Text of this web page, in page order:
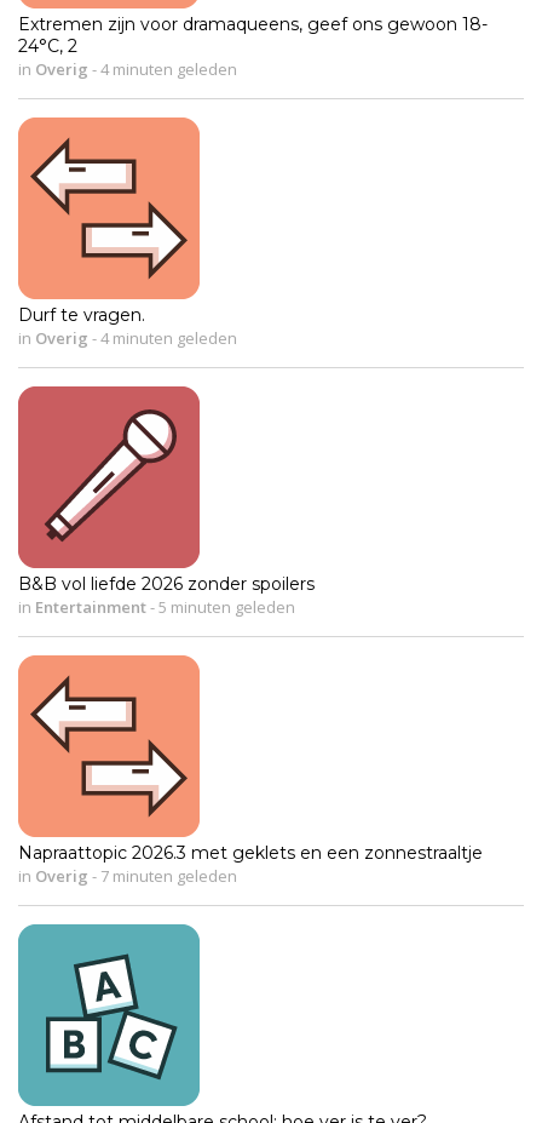
Extremen zijn voor dramaqueens, geef ons gewoon 18-
24°C, 2
in Overig -4 minuten geleden
Durf te vragen.
in Overig -4 minuten geleden
B&B vol liefde 2026 zonder spoilers
in Entertainment-5 minuten geleden
Napraattopic 2026.3 met geklets en een zonnestraaltje
in Overig - 7 minuten geleden